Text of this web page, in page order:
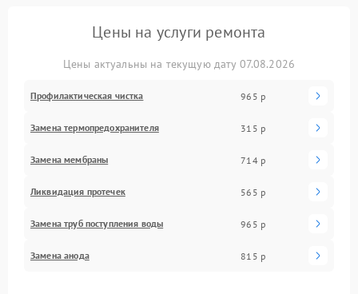
Цены на услуги ремонта
Цены актуальны на текущую дату 07.08.2026
Профилактическая чистка 965 р
Замена термопредохранителя 315 р
Замена мембраны 714 р
Ликвидация протечек 565 р
Замена труб поступления воды 965 р
Замена анода 815 р